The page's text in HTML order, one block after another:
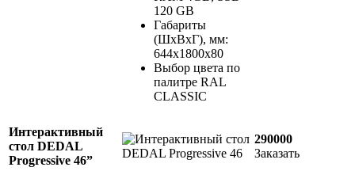
120 GB
Габариты
(ШхВхГ), мм:
644х1800х80
Выбор цвета по
палитре RAL
CLASSIC
Интерактивный
стол DEDAL
Progressive 46”
290000
Заказать